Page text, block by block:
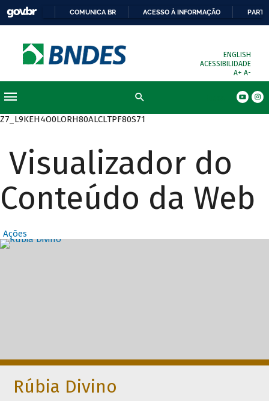
COMUNICA BR ACESSO À INFORMAÇÃO
ENGLISH
ACESSIBILIDADE
A+ A-
Z7_L9KEH4O0LORH80ALCLTPF80S71
Visualizador do
Conteúdo da Web
Ações
Destaques
Rúbia Divino